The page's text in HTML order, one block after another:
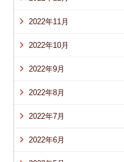
2022年11月
2022年10月
2022年9月
2022年8月
2022年7月
2022年6月